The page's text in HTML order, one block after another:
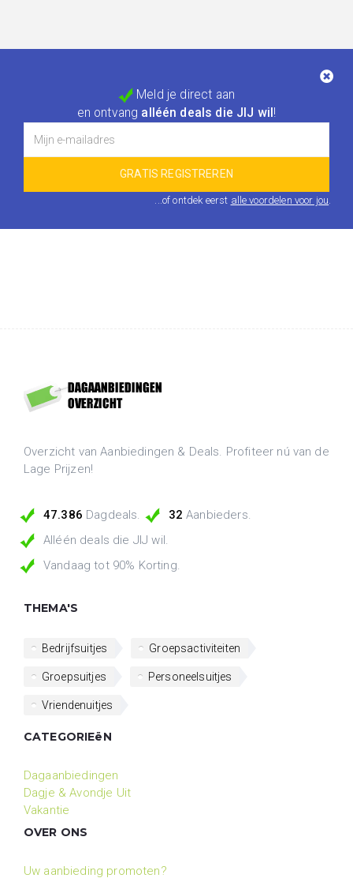
Meld je direct aan
en ontvang alléén deals die JIJ wil !
...of ontdek eerst alle voordelen voor jou
Overzicht van Aanbiedingen & Deals. Profiteer nú van de
Lage Prijzen!
47.386 Dagdeals. 32 Aanbieders.
Alléén deals die JIJ wil.
Vandaag tot 90% Korting.
THEMA'S
Bedrijfsuitjes Groepsactiviteiten
Groepsuitjes Personeelsuitjes
Vriendenuitjes
CATEGORIEëN
Dagaanbiedingen
Dagje & Avondje Uit
Vakantie
OVER ONS
Uw aanbieding promoten?